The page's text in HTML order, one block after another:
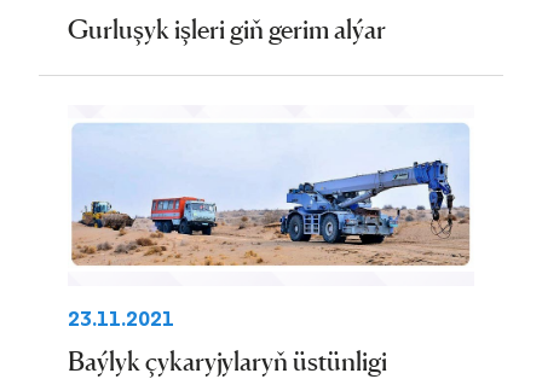
Gurluşyk işleri giň gerim alýar
23.11.2021
Baýlyk çykaryjylaryň üstünligi